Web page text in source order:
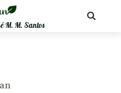
M. M. Santos